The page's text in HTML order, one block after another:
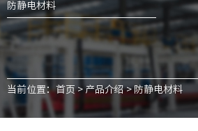
防静电材料
当前位置：首页>产品介绍>防静电材料